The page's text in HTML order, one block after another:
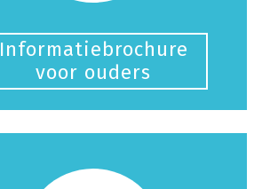
Informatiebrochure
voor ouders